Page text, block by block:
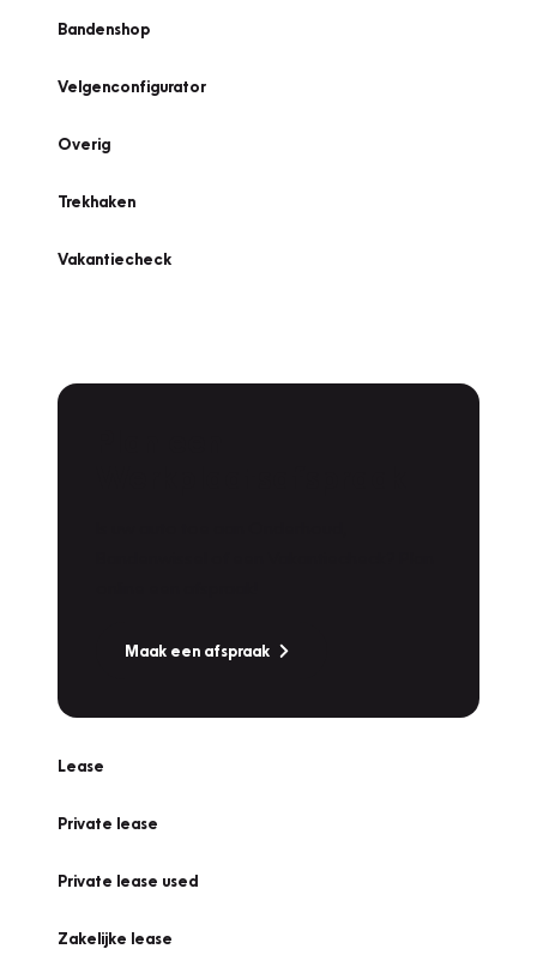
Bandenshop
Velgenconfigurator
Overig
Trekhaken
Vakantiecheck
Maak een afspraak
Lease
Private lease
Private lease used
Zakelijke lease